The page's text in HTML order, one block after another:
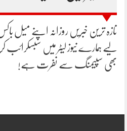
تازہ ترین خبریں روزانہ اپنے
لیے ہمارے نیوز لیٹر میں
بھی سپیمنگ سے نفرت ہے!